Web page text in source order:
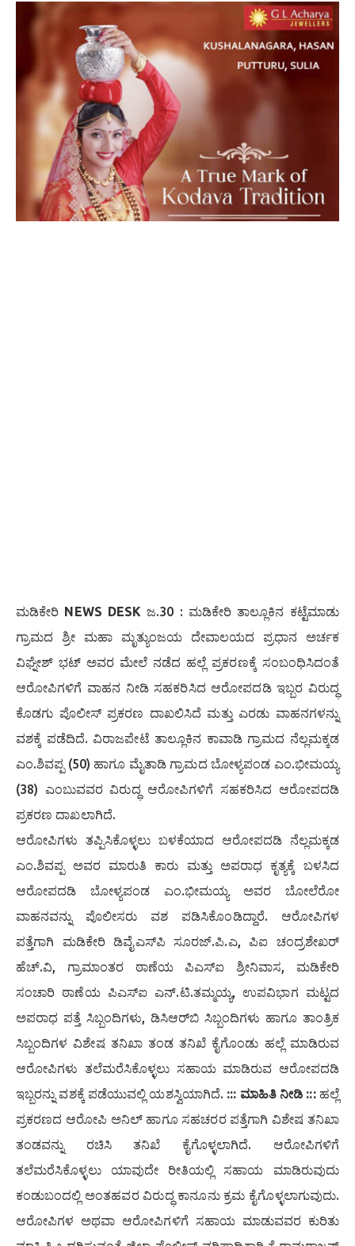
ಮಡಿಕೇರಿ NEWS DESK ಜ.30 : ಮಡಿಕೇರಿ ತಾಲ್ಲೂಕಿನ ಕಟ್ಟೆಮಾಡು
ಗ್ರಾಮದ ಶ್ರೀ ಮಹಾ ಮೃತ್ಯುಂಜಯ ದೇವಾಲಯದ ಪ್ರಧಾನ ಅರ್ಚಕ
ವಿಘ್ನೇಶ್ ಭಟ್ ಅವರ ಮೇಲೆ ನಡೆದ ಹಲ್ಲೆ ಪ್ರಕರಣಕ್ಕೆ ಸಂಬಂಧಿಸಿದಂತೆ
ಆರೋಪಿಗಳಿಗೆ ವಾಹನ ನೀಡಿ ಸಹಕರಿಸಿದ ಆರೋಪದಡಿ ಇಬ್ಬರ ವಿರುದ್ಧ
ಕೊಡಗು ಪೊಲೀಸ್ ಪ್ರಕರಣ ದಾಖಲಿಸಿದೆ ಮತ್ತು ಎರಡು ವಾಹನಗಳನ್ನು
ವಶಕ್ಕೆ ಪಡೆದಿದೆ. ವಿರಾಜಪೇಟೆ ತಾಲ್ಲೂಕಿನ ಕಾವಾಡಿ ಗ್ರಾಮದ ನೆಲ್ಲಮಕ್ಕಡ
ಎಂ.ಶಿವಪ್ಪ (50) ಹಾಗೂ ಮೈತಾಡಿ ಗ್ರಾಮದ ಬೋಳ್ಯಪಂಡ ಎಂ.ಭೀಮಯ್ಯ
(38) ಎಂಬುವವರ ವಿರುದ್ಧ ಆರೋಪಿಗಳಿಗೆ ಸಹಕರಿಸಿದ ಆರೋಪದಡಿ
ಪ್ರಕರಣ ದಾಖಲಾಗಿದೆ.
ಆರೋಪಿಗಳು ತಪ್ಪಿಸಿಕೊಳ್ಳಲು ಬಳಕೆಯಾದ ಆರೋಪದಡಿ ನೆಲ್ಲಮಕ್ಕಡ
ಎಂ.ಶಿವಪ್ಪ ಅವರ ಮಾರುತಿ ಕಾರು ಮತ್ತು ಅಪರಾಧ ಕೃತ್ಯಕ್ಕೆ ಬಳಸಿದ
ಆರೋಪದಡಿ ಬೋಳ್ಯಪಂಡ ಎಂ.ಭೀಮಯ್ಯ ಅವರ ಬೋಲೆರೋ
ವಾಹನವನ್ನು ಪೊಲೀಸರು ವಶ ಪಡಿಸಿಕೊಂಡಿದ್ದಾರೆ. ಆರೋಪಿಗಳ
ಪತ್ತೆಗಾಗಿ ಮಡಿಕೇರಿ ಡಿವೈಎಸ್‌ಪಿ ಸೂರಜ್.ಪಿ.ಎ, ಪಿಐ ಚಂದ್ರಶೇಖರ್
ಹೆಚ್.ವಿ, ಗ್ರಾಮಾಂತರ ಠಾಣೆಯ ಪಿಎಸ್‌ಐ ಶ್ರೀನಿವಾಸ, ಮಡಿಕೇರಿ
ಸಂಚಾರಿ ಠಾಣೆಯ ಪಿಎಸ್‌ಐ ಎನ್.ಟಿ.ತಮ್ಮಯ್ಯ, ಉಪವಿಭಾಗ ಮಟ್ಟದ
ಅಪರಾಧ ಪತ್ತೆ ಸಿಬ್ಬಂದಿಗಳು, ಡಿಸಿಆರ್‌ಬಿ ಸಿಬ್ಬಂದಿಗಳು ಹಾಗೂ ತಾಂತ್ರಿಕ
ಸಿಬ್ಬಂದಿಗಳ ವಿಶೇಷ ತನಿಖಾ ತಂಡ ತನಿಖೆ ಕೈಗೊಂಡು ಹಲ್ಲೆ ಮಾಡಿರುವ
ಆರೋಪಿಗಳು ತಲೆಮರೆಸಿಕೊಳ್ಳಲು ಸಹಾಯ ಮಾಡಿರುವ ಆರೋಪದಡಿ
ಇಬ್ಬರನ್ನು ವಶಕ್ಕೆ ಪಡೆಯುವಲ್ಲಿ ಯಶಸ್ವಿಯಾಗಿದೆ. ::: ಮಾಹಿತಿ ನೀಡಿ ::: ಹಲ್ಲೆ
ಪ್ರಕರಣದ ಆರೋಪಿ ಅನಿಲ್ ಹಾಗೂ ಸಹಚರರ ಪತ್ತೆಗಾಗಿ ವಿಶೇಷ ತನಿಖಾ
ತಂಡವನ್ನು ರಚಿಸಿ ತನಿಖೆ ಕೈಗೊಳ್ಳಲಾಗಿದೆ. ಆರೋಪಿಗಳಿಗೆ
ತಲೆಮರೆಸಿಕೊಳ್ಳಲು ಯಾವುದೇ ರೀತಿಯಲ್ಲಿ ಸಹಾಯ ಮಾಡಿರುವುದು
ಕಂಡುಬಂದಲ್ಲಿ ಅಂತಹವರ ವಿರುದ್ಧ ಕಾನೂನು ಕ್ರಮ ಕೈಗೊಳ್ಳಲಾಗುವುದು.
ಆರೋಪಿಗಳ ಅಥವಾ ಆರೋಪಿಗಳಿಗೆ ಸಹಾಯ ಮಾಡುವವರ ಕುರಿತು